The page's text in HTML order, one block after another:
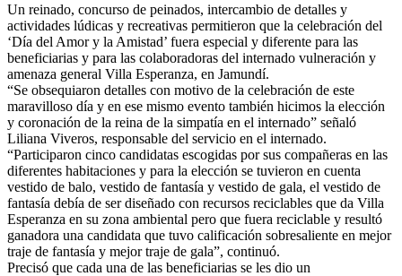
Un reinado, concurso de peinados, intercambio de detalles y
actividades lúdicas y recreativas permitieron que la celebración del
‘Día del Amor y la Amistad’ fuera especial y diferente para las
beneficiarias y para las colaboradoras del internado vulneración y
amenaza general Villa Esperanza, en Jamundí.
“Se obsequiaron detalles con motivo de la celebración de este
maravilloso día y en ese mismo evento también hicimos la elección
y coronación de la reina de la simpatía en el internado” señaló
Liliana Viveros, responsable del servicio en el internado.
“Participaron cinco candidatas escogidas por sus compañeras en las
diferentes habitaciones y para la elección se tuvieron en cuenta
vestido de balo, vestido de fantasía y vestido de gala, el vestido de
fantasía debía de ser diseñado con recursos reciclables que da Villa
Esperanza en su zona ambiental pero que fuera reciclable y resultó
ganadora una candidata que tuvo calificación sobresaliente en mejor
traje de fantasía y mejor traje de gala”, continuó.
Precisó que cada una de las beneficiarias se les dio un